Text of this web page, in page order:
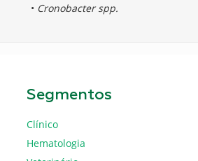
• Cronobacter spp.
Segmentos
Clínico
Hematologia